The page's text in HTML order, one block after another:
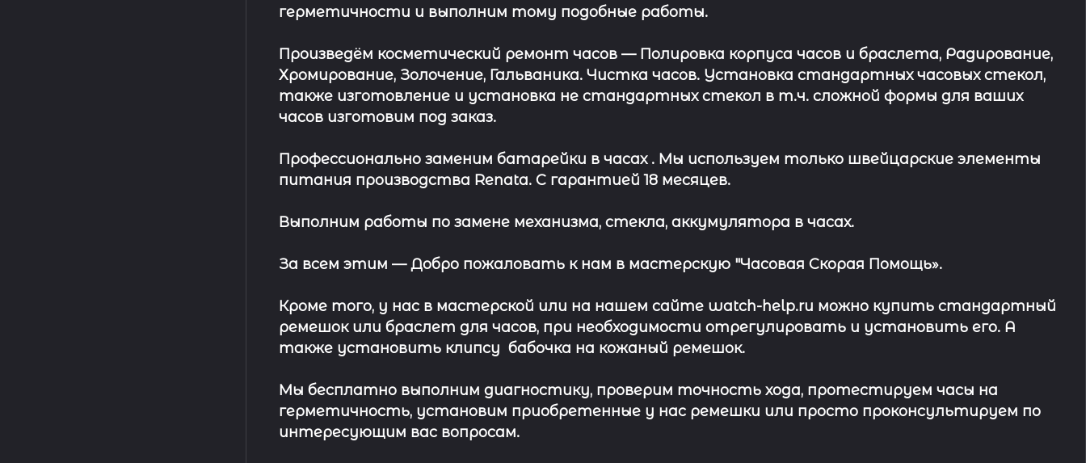
герметичности и выполним тому подобные работы.
Произведём косметический ремонт часов— Полировка корпуса часов и браслета, Радирование,
Хромирование, Золочение, Гальваника. Чистка часов. Установка стандартных часовых стекол,
также изготовление и установка не стандартных стекол в т.ч. сложной формы для ваших
часов изготовим под заказ.
Профессионально заменим батарейки в часах . Мы используем только швейцарские элементы
питания производства Renata. С гарантией 18 месяцев.
Выполним работы по замене механизма, стекла, аккумулятора в часах.
За всем этим —Добро пожаловать к нам в мастерскую "Часовая Скорая Помощь».
Кроме того, у нас в мастерской или на нашем сайте watch-help.ru можно купить стандартный
ремешокилибраслет для часов, при необходимости отрегулировать и установить его. А
также установить клипсу бабочка на кожаный ремешок.
Мы бесплатно выполним диагностику, проверим точность хода, протестируем часы на
герметичность, установим приобретенные у нас ремешки или просто проконсультируем по
интересующим вас вопросам.